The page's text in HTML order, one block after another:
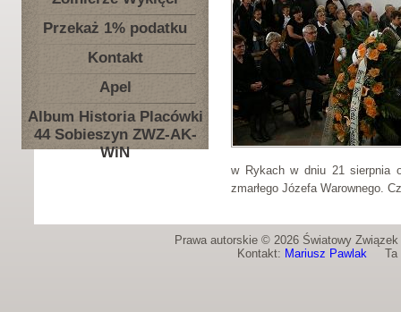
Przekaż 1% podatku
Kontakt
Apel
Album Historia Placówki
44 Sobieszyn ZWZ-AK-
WiN
w Rykach w dniu 21 sierpnia
zmarłego Józefa Warownego.
Prawa autorskie © 2026 Światowy
Kontakt: Mariusz PawlakTa